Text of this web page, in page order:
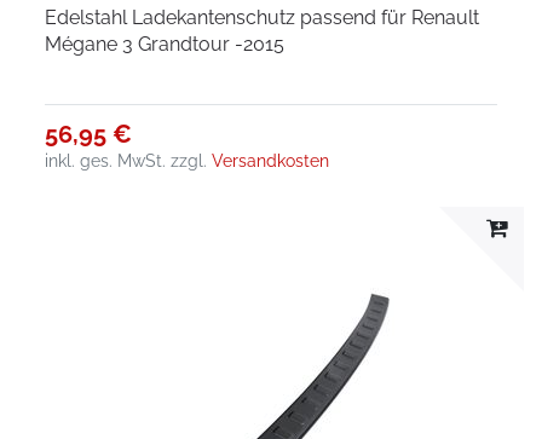
Edelstahl Ladekantenschutz passend für Renault
Mégane 3 Grandtour -2015
56,95 €
inkl. ges. MwSt. zzgl.Versandkosten